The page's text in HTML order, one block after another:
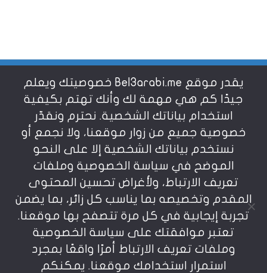
شروط الاستخدام
سياسة الخصوصية
عن بالعربي
يمنع نسخ أو إعادة استخدام المواد المنشورة على
يقدر موقع Bel3arabi.me خصوصيتك ويعلم
جيدًا كم هي مهمة لك وأنك تهتم بكيفية
استخدام بياناتك الشخصية. نحترم ونقدّر
خصوصية جميع من زوار موقعنا، ولا نجمع أو
نستخدم بياناتك الشخصية إلا على النحو
الموضح في سياسة الخصوصية وملفات
تعريف الارتباط، ولأغراض تحسين المحتوى
المقدم وتخصيصه بما يناسب كل زائر، بما يضمن
تجربة إيجابية في كل مرة تتصفح بها موقعنا.
تعتبر موافقتك على سياسة الخصوصية
وملفات تعريف الارتباط أمرًا واقعًا بمجرد
استمرار استخدامك موقعنا. يمكنكم